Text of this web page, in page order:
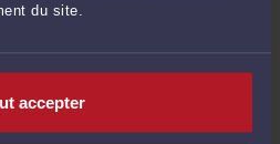
du site.
accepter
CABINET